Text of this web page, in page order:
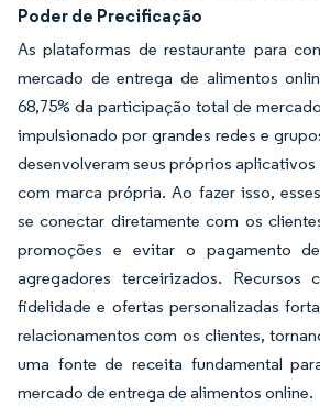
Poder de Precificação
As plataformas de restaurante para
mercado de entrega de alimentos
68,75% da participação total de
impulsionado por grandes redes e
desenvolveram seus próprios aplicativos
com marca própria. Ao fazer isso,
se conectar diretamente com os
promoções e evitar o pagamento
agregadores terceirizados. Recursos
fidelidade e ofertas personalizadas
relacionamentos com os clientes,
uma fonte de receita fundamental
mercado de entrega de alimentos online.